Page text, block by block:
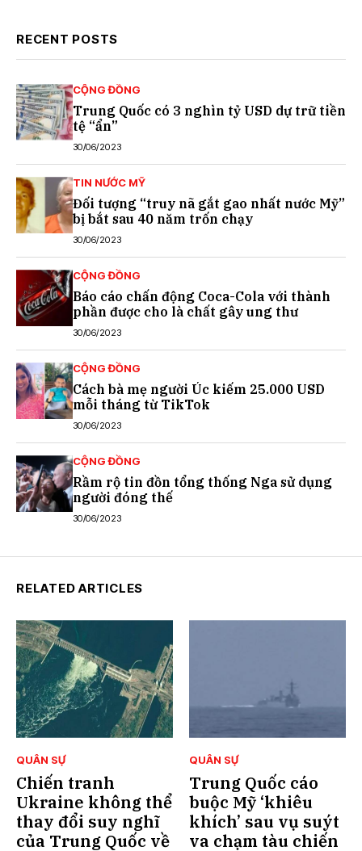
RECENT POSTS
CỘNG ĐỒNG
Trung Quốc có 3 nghìn tỷ USD dự trữ tiền
tệ “ẩn”
30/06/2023
TIN NƯỚC MỸ
Đối tượng “truy nã gắt gao nhất nước Mỹ”
bị bắt sau 40 năm trốn chạy
30/06/2023
CỘNG ĐỒNG
Báo cáo chấn động Coca-Cola với thành
phần được cho là chất gây ung thư
30/06/2023
CỘNG ĐỒNG
Cách bà mẹ người Úc kiếm 25.000 USD
mỗi tháng từ TikTok
30/06/2023
CỘNG ĐỒNG
Rầm rộ tin đồn tổng thống Nga sử dụng
người đóng thế
30/06/2023
RELATED ARTICLES
QUÂN SỰ
Chiến tranh
Ukraine không thể
thay đổi suy nghĩ
của Trung Quốc về
QUÂN SỰ
Trung Quốc cáo
buộc Mỹ ‘khiêu
khích’ sau vụ suýt
va chạm tàu ​​chiến